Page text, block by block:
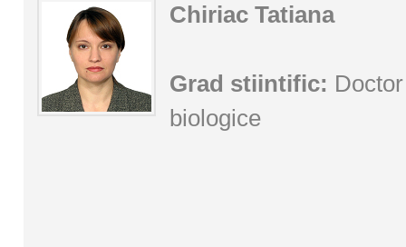
Chiriac Tatiana
Grad stiintific:
biologice